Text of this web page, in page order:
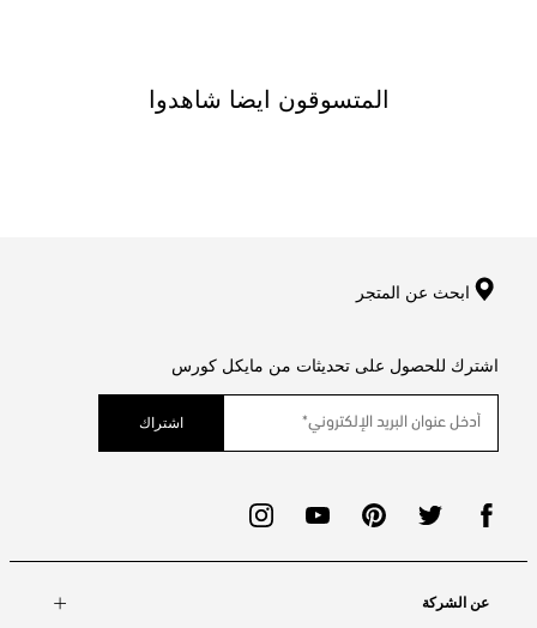
المتسوقون ايضا شاهدوا
ابحث عن المتجر
اشترك للحصول على تحديثات من مايكل كورس
اشتراك
عن الشركة